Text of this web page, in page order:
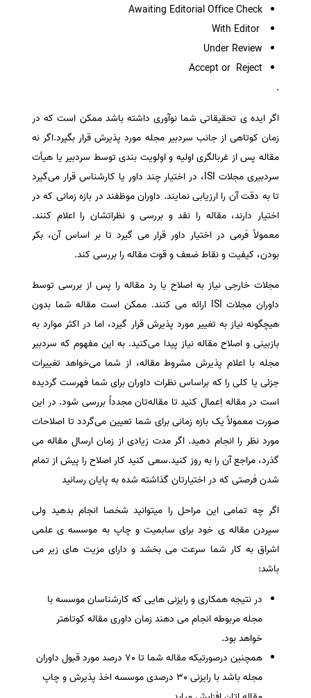
Awaiting Editorial Office Check
Under Review
Accept or Reject
.
اگر ایده ی تحقیقاتی شما نوآوری داشته باشد ممکن است که در
زمان کوتاهی از جانب سردبیر مجله مورد پذیرش قرار بگیرد.اگر نه
مقاله پس از غربالگری اولیه و اولویت بندی توسط سردبیر یا هیأت
سردبیری مجلات ISI، در اختیار چند داور یا کارشناس قرار می‌گیرد
تا به دقت آن را ارزیابی نمایند. داوران موظفند در بازه زمانی که در
اختیار دارند، مقاله را نقد و بررسی و نظراتشان را اعلام کنند.
معمولاً فرمی در اختیار داور قرار می گیرد تا بر اساس آن، بکر
بودن، کیفیت و نقاط ضعف و قوت مقاله را بررسی کند.
مجلات خارجی نیاز به اصلاح یا رد مقاله را پس از بررسی توسط
داوران مجلات ISI ارائه می کنند. ممکن است مقاله شما بدون
هیچگونه نیاز به تغییر مورد پذیرش قرار گیرد، اما در اکثر موارد به
بازبینی و اصلاح مقاله نیاز پیدا می‌کنید. به این مفهوم که سردبیر
مجله با اعلام پذیرش مشروط مقاله، از شما می‌خواهد تغییرات
جزئی یا کلی را که براساس نظرات داوران برای شما فهرست گردیده
است در مقاله اِعمال کنید تا مقاله‌تان مجدداً بررسی شود. در این
صورت معمولاً یک بازه زمانی برای شما تعیین می‌گردد تا اصلاحات
مورد نظر را انجام دهید. اگر مدت زیادی از زمان ارسال مقاله می
گذرد، مراجع آن را به روز کنید.سعی کنید کار اصلاح را پیش از تمام
شدن فرصتی که در اختیارتان گذاشته شده به پایان رسانید
اگر چه تمامی این مراحل را میتوانید شخصا انجام بدهید ولی
سپردن مقاله ی خود برای سابمیت و چاپ به موسسه ی علمی
اشراق به کار شما سرعت می بخشد و دارای مزیت های زیر می
باشد:
در نتیجه همکاری و رایزنی هایی که کارشناسان موسسه با
مجله مربوطه انجام می دهند زمان داوری مقاله کوتاهتر
خواهد بود.
همچنین درصورتیکه مقاله شما تا 70 درصد مورد قبول داوران
مجله باشد با رایزنی 30 درصدی موسسه اخذ پذیرش و چاپ